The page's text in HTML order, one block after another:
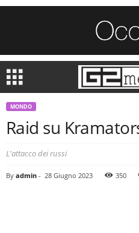
MONDO
Raid su
L'attacco dei russi
By admin - 28 Giugno 2023 350